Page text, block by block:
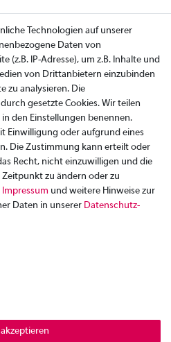
Technologien auf unserer
Daten von
(z.B. IP-Adresse), um z.B. Inhalte und
von Drittanbietern einzubinden
zu analysieren. Die
gesetzte Cookies. Wir teilen
den Einstellungen benennen.
Einwilligung oder aufgrund eines
Die Zustimmung kann erteilt oder
Recht, nicht einzuwilligen und die
zu ändern oder zu
Impressum und weitere Hinweise zur
Daten in unserer Daten­schutz­